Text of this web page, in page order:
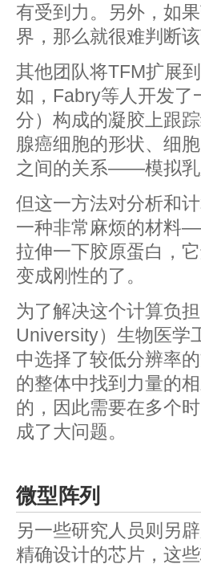
有受到力。另外，如
界，那么就很难判断
其他团队将TFM扩展
如，Fabry等人开发了
分）构成的凝胶上跟
腺癌细胞的形状、细
之间的关系——模拟乳
但这一方法对分析和
一种非常麻烦的材料
拉伸一下胶原蛋白，
变成刚性的了。
为了解决这个计算负
University）生物医学
中选择了较低分辨率
的整体中找到力量的
的，因此需要在多个
成了大问题。
微型阵列
另一些研究人员则另
精确设计的芯片，这